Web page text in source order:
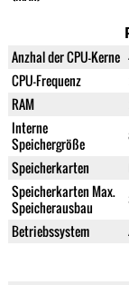
Anzhal der CPU-Kerne
CPU-Frequenz
RAM
Interne
Speichergröße
Speicherkarten
Speicherkarten Max.
Speicherausbau
Betriebssystem